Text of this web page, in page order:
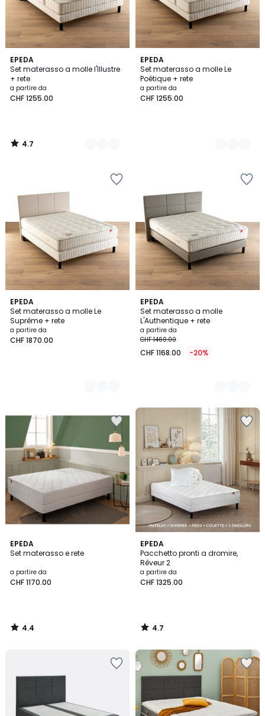
EPEDA
Set materasso a molle l'Illustre
+ rete
a partire da
CHF 1255.00
4.7
/ 5
2
Colori
4.7
/
EPEDA
Set materasso a molle Le
Poétique + rete
a partire da
CHF 1255.00
2
Colori
EPEDA
Set materasso a molle Le
Suprême + rete
a partire da
CHF 1870.00
2
Colori
EPEDA
Set materasso a molle
L'Authentique + rete
a partire da
CHF 1460.00
CHF 1168.00 -20%
2
Colori
EPEDA
Set materasso e rete
a partire da
CHF 1170.00
4.4
/ 5
4.4
/
EPEDA
Pacchetto pronti a dromire,
Rêveur 2
a partire da
CHF 1325.00
4.7
/ 5
4.7
/